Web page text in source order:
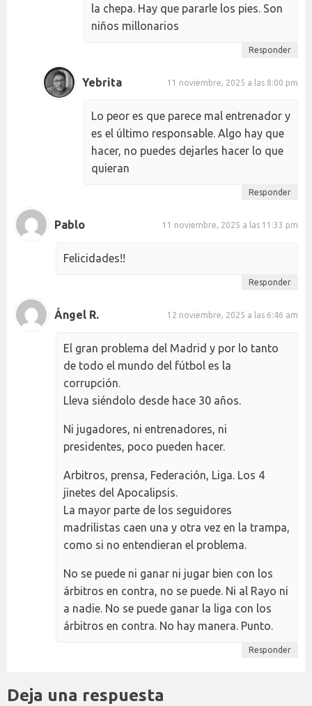
la chepa. Hay que pararle los pies. Son
niños millonarios
Responder
Yebrita 11 noviembre, 2025 a las 8:00 pm
Lo peor es que parece mal entrenador y
es el último responsable. Algo hay que
hacer, no puedes dejarles hacer lo que
quieran
Responder
Pablo 11 noviembre, 2025 a las 11:33 pm
Felicidades!!
Responder
Ángel R. 12 noviembre, 2025 a las 6:46 am
El gran problema del Madrid y por lo tanto
de todo el mundo del fútbol es la
corrupción.
Lleva siéndolo desde hace 30 años.
Ni jugadores, ni entrenadores, ni
presidentes, poco pueden hacer.
Arbitros, prensa, Federación, Liga. Los 4
jinetes del Apocalipsis.
La mayor parte de los seguidores
madrilistas caen una y otra vez en la trampa,
como si no entendieran el problema.
No se puede ni ganar ni jugar bien con los
árbitros en contra, no se puede. Ni al Rayo ni
a nadie. No se puede ganar la liga con los
árbitros en contra. No hay manera. Punto.
Responder
Deja una respuesta